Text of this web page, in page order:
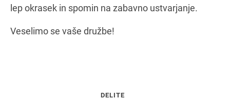
lep okrasek in spomin na zabavno ustvarjanje.
Veselimo se vaše družbe!
DELITE